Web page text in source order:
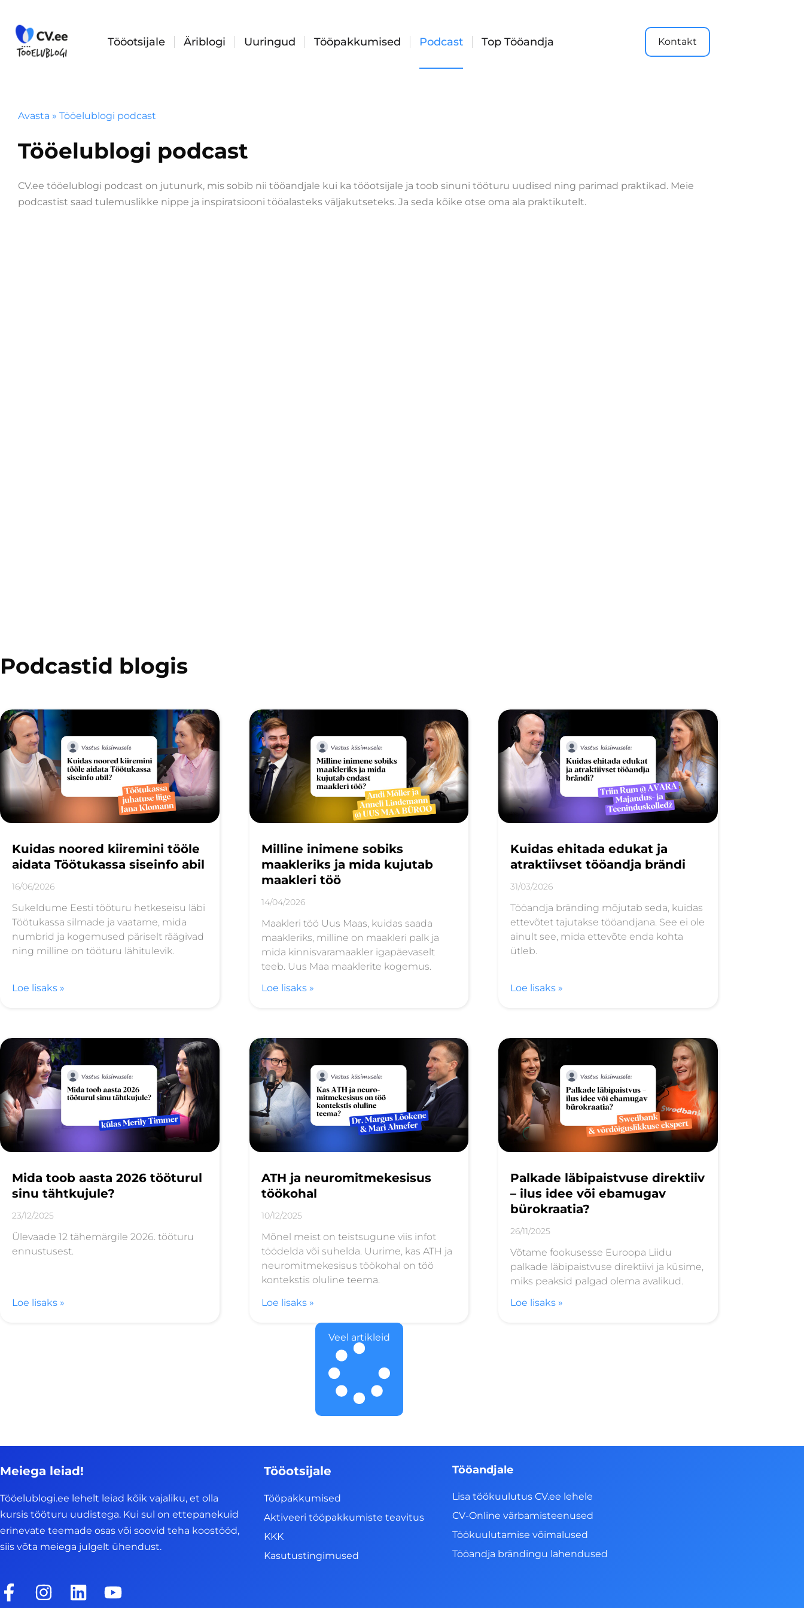
content
Tööotsijale Äriblogi Uuringud Tööpakkumised Podcast Top Tööandja Kontakt
Avasta » Tööelublogi podcast
Tööelublogi podcast
CV.ee tööelublogi podcast on jutunurk, mis sobib nii tööandjale kui ka tööotsijale ja toob sinuni tööturu uudised ning parimad praktikad. Meie
podcastist saad tulemuslikke nippe ja inspiratsiooni tööalasteks väljakutseteks. Ja seda kõike otse oma ala praktikutelt.
Podcastid blogis
Kuidas noored kiiremini tööle
aidata Töötukassa siseinfo abil
16/06/2026
Sukeldume Eesti tööturu hetkeseisu läbi
Töötukassa silmade ja vaatame, mida
numbrid ja kogemused päriselt räägivad
ning milline on tööturu lähitulevik.
Loe lisaks »
Milline inimene sobiks
maakleriks ja mida kujutab
maakleri töö
14/04/2026
Maakleri töö Uus Maas, kuidas saada
maakleriks, milline on maakleri palk ja
mida kinnisvaramaakler igapäevaselt
teeb. Uus Maa maaklerite kogemus.
Loe lisaks »
Kuidas ehitada edukat ja
atraktiivset tööandja brändi
31/03/2026
Tööandja bränding mõjutab seda, kuidas
ettevõtet tajutakse tööandjana. See ei ole
ainult see, mida ettevõte enda kohta
ütleb.
Loe lisaks »
Mida toob aasta 2026 tööturul
sinu tähtkujule?
23/12/2025
Ülevaade 12 tähemärgile 2026. tööturu
ennustusest.
Loe lisaks »
ATH ja neuromitmekesisus
töökohal
10/12/2025
Mõnel meist on teistsugune viis infot
töödelda või suhelda. Uurime, kas ATH ja
neuromitmekesisus töökohal on töö
kontekstis oluline teema.
Loe lisaks »
Palkade läbipaistvuse direktiiv
– ilus idee või ebamugav
bürokraatia?
26/11/2025
Võtame fookusesse Euroopa Liidu
palkade läbipaistvuse direktiivi ja küsime,
miks peaksid palgad olema avalikud.
Loe lisaks »
Veel artikleid
Meiega leiad!
Tööelublogi.ee lehelt leiad kõik vajaliku, et olla
kursis tööturu uudistega. Kui sul on ettepanekuid
erinevate teemade osas või soovid teha koostööd,
siis võta meiega julgelt ühendust.
F
I
L
Y
Tööotsijale
Tööpakkumised
Aktiveeri tööpakkumiste teavitus
KKK
Kasutustingimused
Tööandjale
Lisa töökuulutus CV.ee lehele
CV-Online värbamisteenused
Töökuulutamise võimalused
Tööandja brändingu lahendused